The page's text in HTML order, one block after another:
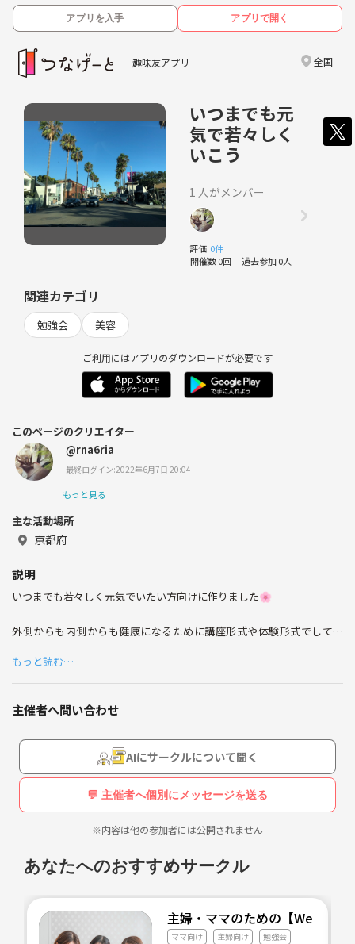
アプリを入手 アプリで開く
趣味友アプリ 全国
いつまでも元
気で若々しく
いこう
1 人がメンバー
評価 0件
開催数 0回 過去参加 0人
関連カテゴリ
勉強会 美容
ご利用にはアプリのダウンロードが必要です
このページのクリエイター
@rna6ria
最終ログイン:2022年6月7日 20:04
もっと見る
主な活動場所
京都府
説明
いつまでも若々しく元気でいたい方向けに作りました🌸
外側からも内側からも健康になるために講座形式や体験形式でしてま
もっと読む…
主催者へ問い合わせ
AIにサークルについて聞く
💬 主催者へ個別にメッセージを送る
※内容は他の参加者には公開されません
あなたへのおすすめサークル
主婦・ママのための【Webで叶
ママ向け 主婦向け 勉強会